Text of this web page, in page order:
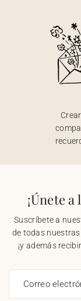
¡Únete
Suscríbete a
de todas nuestras
¡y además
Correo